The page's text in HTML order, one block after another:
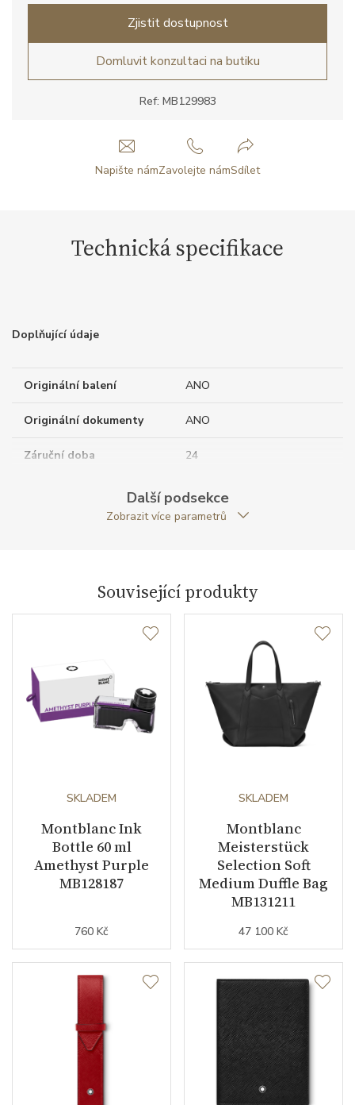
Ref: MB129983
Zjistit dostupnost
Domluvit konzultaci na butiku
Napište námZavolejte námSdílet
Technická specifikace
Doplňující údaje
Originální balení ANO
Originální dokumenty ANO
Záruční doba
24
Extreme 2.0
Další podsekce
Zobrazit více parametrů
Související produkty
SKLADEM
Montblanc Ink
Bottle 60 ml
Amethyst Purple
MB128187
760 Kč
SKLADEM
Montblanc
Meisterstück
Selection Soft
Medium Duffle Bag
MB131211
47 100 Kč